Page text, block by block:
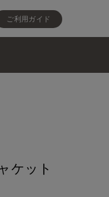
ご利用ガイド
ケット